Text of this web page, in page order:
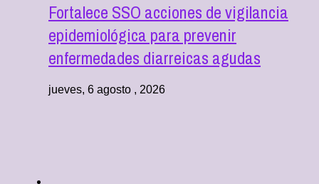
Fortalece SSO acciones de vigilancia
epidemiológica para prevenir
enfermedades diarreicas agudas
jueves, 6 agosto , 2026